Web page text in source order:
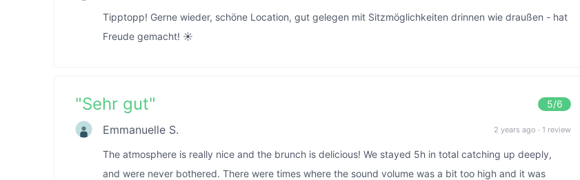
Tipptopp! Gerne wieder, schöne Location, gut gelegen mit Sitzmöglichkeiten drinnen wie draußen - hat
Freude gemacht! ☀️
"Sehr gut" 5/6
Emmanuelle S. 2 years ago · 1 review
The atmosphere is really nice and the brunch is delicious! We stayed 5h in total catching up deeply,
and were never bothered. There were times where the sound volume was a bit too high and it was